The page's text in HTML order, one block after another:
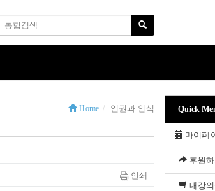
Home 인권과 인식
인쇄
Quick
마이페
후원하
내강